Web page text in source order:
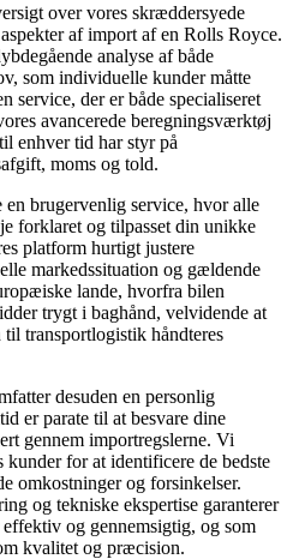
over vores skræddersyede
af import af en Rolls Royce.
analyse af både
som individuelle kunder måtte
service, der er både specialiseret
avancerede beregningsværktøj
enhver tid har styr på
moms og told.
brugervenlig service, hvor alle
forklaret og tilpasset din unikke
platform hurtigt justere
markedssituation og gældende
lande, hvorfra bilen
trygt i baghånd, velvidende at
transportlogistik håndteres
desuden en personlig
er parate til at besvare dine
gennem importregslerne. Vi
for at identificere de bedste
omkostninger og forsinkelser.
og tekniske ekspertise garanterer
og gennemsigtig, og som
kvalitet og præcision.